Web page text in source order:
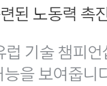
된 노동력 촉
기술 챔피
을 보여줍니